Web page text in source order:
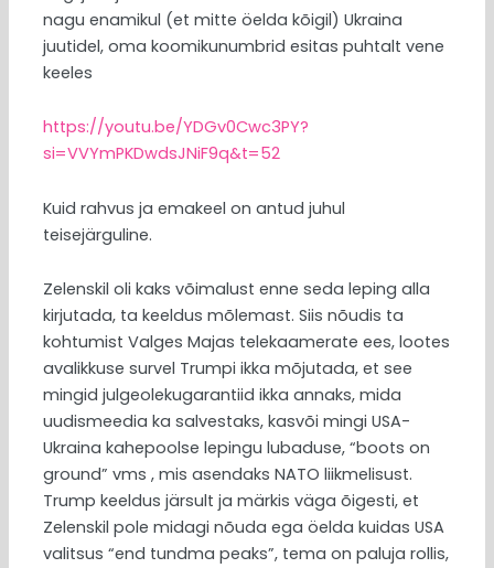
nagu enamikul (et mitte öelda kõigil) Ukraina
juutidel, oma koomikunumbrid esitas puhtalt vene
keeles
https://youtu.be/YDGv0Cwc3PY?
si=VVYmPKDwdsJNiF9q&t=52
Kuid rahvus ja emakeel on antud juhul
teisejärguline.
Zelenskil oli kaks võimalust enne seda leping alla
kirjutada, ta keeldus mõlemast. Siis nõudis ta
kohtumist Valges Majas telekaamerate ees, lootes
avalikkuse survel Trumpi ikka mõjutada, et see
mingid julgeolekugarantiid ikka annaks, mida
uudismeedia ka salvestaks, kasvõi mingi USA-
Ukraina kahepoolse lepingu lubaduse, “boots on
ground” vms , mis asendaks NATO liikmelisust.
Trump keeldus järsult ja märkis väga õigesti, et
Zelenskil pole midagi nõuda ega öelda kuidas USA
valitsus “end tundma peaks”, tema on paluja rollis,